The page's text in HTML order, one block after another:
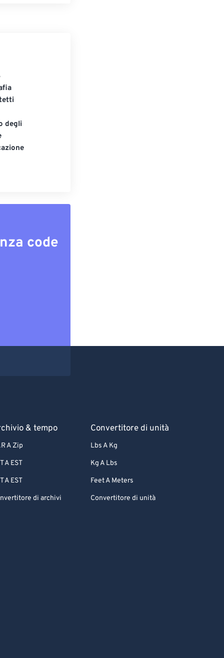
degli
code
& tempo
A Zip
A EST
A EST
di archivi
Convertitore di unità
Lbs A Kg
Kg A Lbs
Feet A Meters
Convertitore di unità